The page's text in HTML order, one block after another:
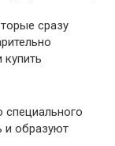
сразу
и образуют